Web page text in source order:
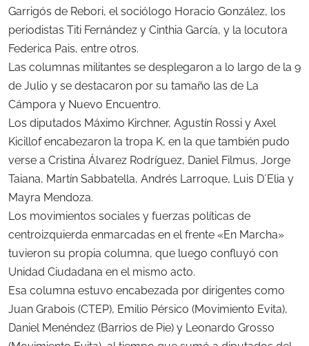
Garrigós de Rebori, el sociólogo Horacio González, los
periodistas Titi Fernández y Cinthia García, y la locutora
Federica Pais, entre otros.
Las columnas militantes se desplegaron a lo largo de la 9
de Julio y se destacaron por su tamaño las de La
Cámpora y Nuevo Encuentro.
Los diputados Máximo Kirchner, Agustín Rossi y Axel
Kicillof encabezaron la tropa K, en la que también pudo
verse a Cristina Álvarez Rodríguez, Daniel Filmus, Jorge
Taiana, Martín Sabbatella, Andrés Larroque, Luis D´Elia y
Mayra Mendoza.
Los movimientos sociales y fuerzas políticas de
centroizquierda enmarcadas en el frente «En Marcha»
tuvieron su propia columna, que luego confluyó con
Unidad Ciudadana en el mismo acto.
Esa columna estuvo encabezada por dirigentes como
Juan Grabois (CTEP), Emilio Pérsico (Movimiento Evita),
Daniel Menéndez (Barrios de Pie) y Leonardo Grosso